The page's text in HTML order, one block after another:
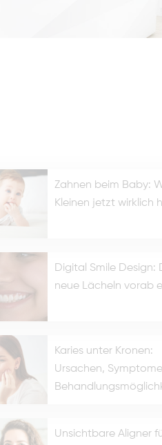
Zahnen beim Baby:
Kleinen jetzt wirklich
Digital Smile Design:
neue Lächeln vorab
Karies unter Kronen:
Ursachen,
Unsichtbare Aligner